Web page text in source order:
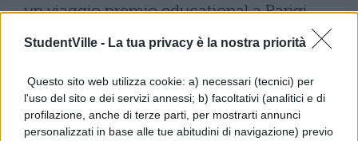
StudentVille - La tua privacy è la nostra priorità
Questo sito web utilizza cookie: a) necessari (tecnici) per
l'uso del sito e dei servizi annessi; b) facoltativi (analitici e di
profilazione, anche di terze parti, per mostrarti annunci
personalizzati in base alle tue abitudini di navigazione) previo
un viaggio premio educational a Parigi,
dove potranno incontrare il team di esperti
venture capital da 200 milioni di euro di
AXA, dedicato all’investimento in